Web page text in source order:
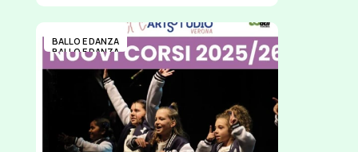
BALLO E DANZA
BALLO E DANZA